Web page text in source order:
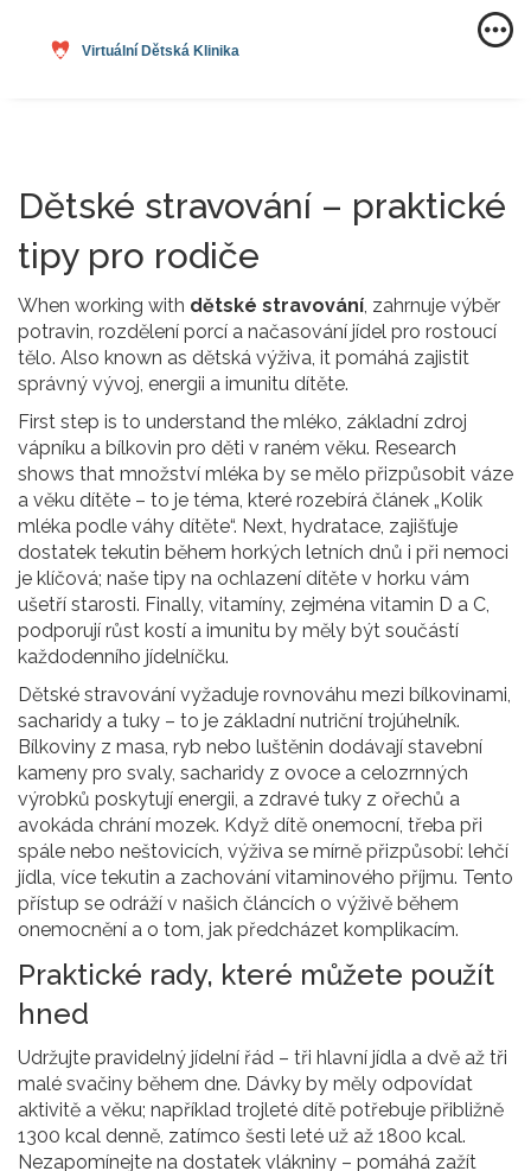
Dětské stravování – praktické
tipy pro rodiče
When working with dětské stravování, zahrnuje výběr
potravin, rozdělení porcí a načasování jídel pro rostoucí
tělo. Also known as dětská výživa, it pomáhá zajistit
správný vývoj, energii a imunitu dítěte.
First step is to understand the mléko, základní zdroj
vápníku a bílkovin pro děti v raném věku. Research
shows that množství mléka by se mělo přizpůsobit váze
a věku dítěte – to je téma, které rozebírá článek „Kolik
mléka podle váhy dítěte“. Next, hydratace, zajišťuje
dostatek tekutin během horkých letních dnů i při nemoci
je klíčová; naše tipy na ochlazení dítěte v horku vám
ušetří starosti. Finally, vitamíny, zejména vitamin D a C,
podporují růst kostí a imunitu by měly být součástí
každodenního jídelníčku.
Dětské stravování vyžaduje rovnováhu mezi bílkovinami,
sacharidy a tuky – to je základní nutriční trojúhelník.
Bílkoviny z masa, ryb nebo luštěnin dodávají stavební
kameny pro svaly, sacharidy z ovoce a celozrnných
výrobků poskytují energii, a zdravé tuky z ořechů a
avokáda chrání mozek. Když dítě onemocní, třeba při
spále nebo neštovicích, výživa se mírně přizpůsobí: lehčí
jídla, více tekutin a zachování vitaminového příjmu. Tento
přístup se odráží v našich článcích o výživě během
onemocnění a o tom, jak předcházet komplikacím.
Praktické rady, které můžete použít
hned
Udržujte pravidelný jídelní řád – tři hlavní jídla a dvě až tři
malé svačiny během dne. Dávky by měly odpovídat
aktivitě a věku; například trojleté dítě potřebuje přibližně
1300 kcal denně, zatímco šesti leté už až 1800 kcal.
Nezapomínejte na dostatek vlákniny – pomáhá zažít